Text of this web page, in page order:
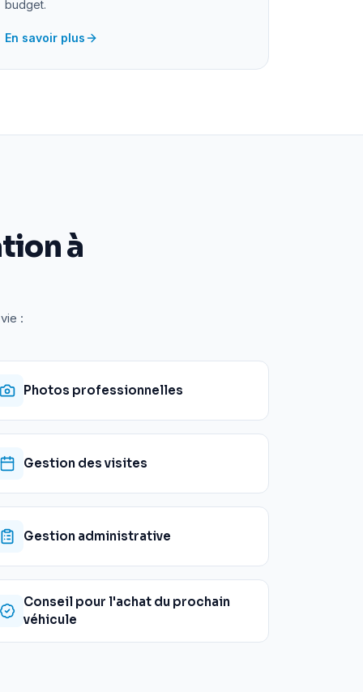
budget.
En savoir plus
à
:
Photos professionnelles
Gestion des visites
Gestion administrative
Conseil pour l'achat du prochain
véhicule